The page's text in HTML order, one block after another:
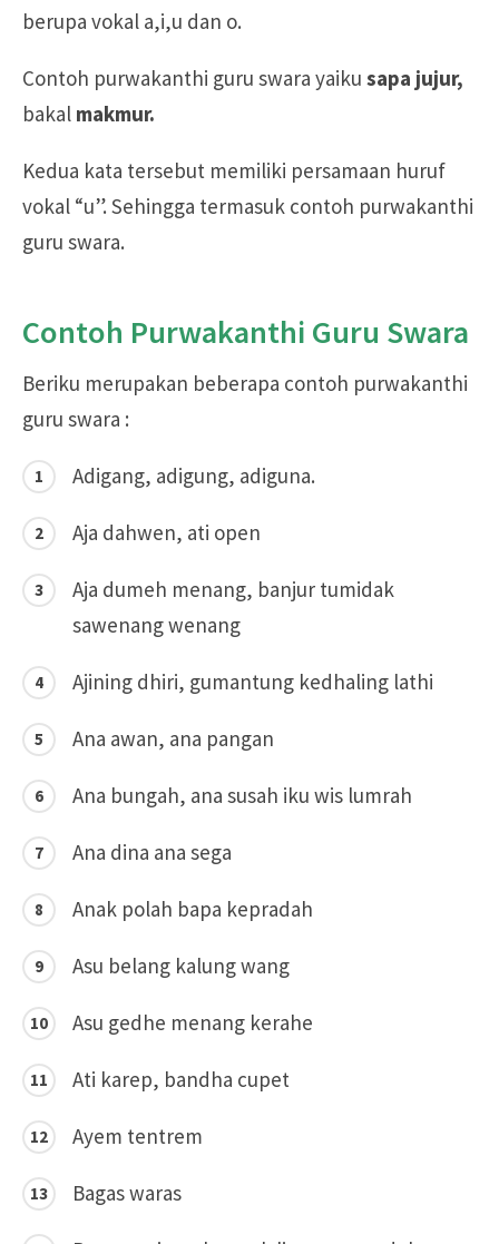
berupa vokal a,i,u dan o.
Contoh purwakanthi guru swara yaiku sapa jujur,
bakal makmur.
Kedua kata tersebut memiliki persamaan huruf
vokal “u”. Sehingga termasuk contoh purwakanthi
guru swara.
Contoh Purwakanthi Guru Swara
Beriku merupakan beberapa contoh purwakanthi
guru swara :
Adigang, adigung, adiguna.
Aja dahwen, ati open
Aja dumeh menang, banjur tumidak
sawenang wenang
Ajining dhiri, gumantung kedhaling lathi
Ana awan, ana pangan
Ana bungah, ana susah iku wis lumrah
Ana dina ana sega
Anak polah bapa kepradah
Asu belang kalung wang
Asu gedhe menang kerahe
Ati karep, bandha cupet
Ayem tentrem
Bagas waras